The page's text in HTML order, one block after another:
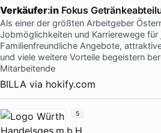
Verkäufer:in Fokus
Als einer der größten Arbeitgeber
Jobmöglichkeiten und Karrierewege für
Familienfreundliche Angebote,
und viele weitere Vorteile begeistern
Mitarbeitende
BILLA via hokify.com
5